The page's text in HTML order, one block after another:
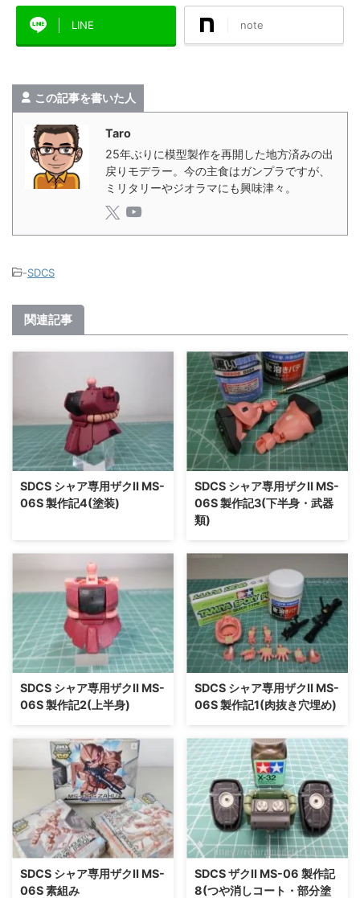
LINE note
この記事を書いた人
Taro
25年ぶりに模型製作を再開した地方済みの出
戻りモデラー。今の主食はガンプラですが、
ミリタリーやジオラマにも興味津々。
-SDCS
関連記事
SDCS シャア専用ザクⅡ MS-
06S 製作記4(塗装)
SDCS シャア専用ザクⅡ MS-
06S 製作記3(下半身・武器
類)
SDCS シャア専用ザクⅡ MS-
06S 製作記2(上半身)
SDCS シャア専用ザクⅡ MS-
06S 製作記1(肉抜き穴埋め)
SDCS シャア専用ザクⅡ MS-
06S 素組み
SDCS ザクⅡ MS-06 製作記
8(つや消しコート・部分塗